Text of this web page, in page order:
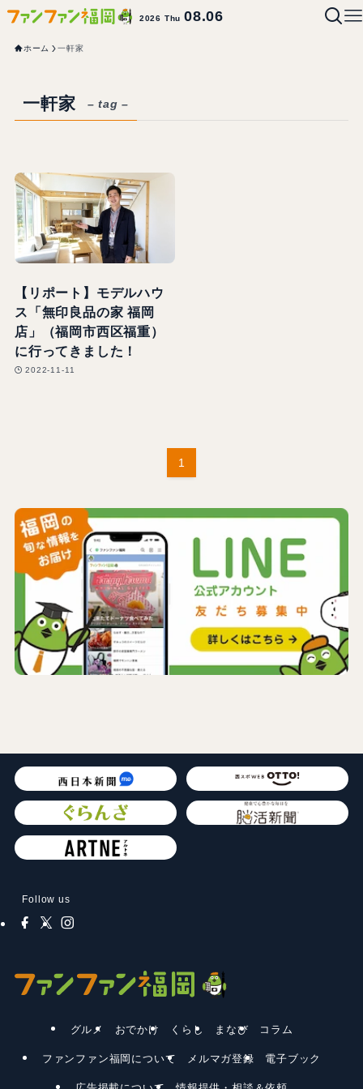
2026 Thu08.06
ホーム 一軒家
一軒家 – tag –
【リポート】モデルハウ
ス「無印良品の家 福岡
店」（福岡市西区福重）
に行ってきました！
2022-11-11
1
Follow us
グルメ おでかけ くらし まなび コラム
ファンファン福岡について メルマガ登録 電子ブック